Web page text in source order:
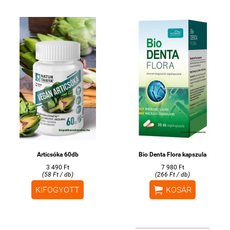
Articsóka 60db
3 490 Ft
(58 Ft / db)
KIFOGYOTT
Bio Denta Flora kapszula
7 980 Ft
(266 Ft / db)
 KOSÁR